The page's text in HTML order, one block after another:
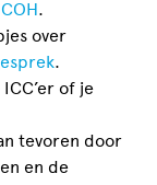
.
over
.
of je
tevoren door
en de